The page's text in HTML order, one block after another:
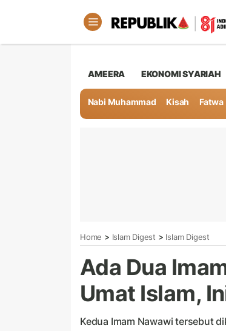
AMEERA EKONOMI SYARIAH
Nabi Muhammad Kisah Fatwa
Home > Islam Digest > Islam Digest
Ada Dua
Umat Islam,
Kedua Imam Nawawi tersebut